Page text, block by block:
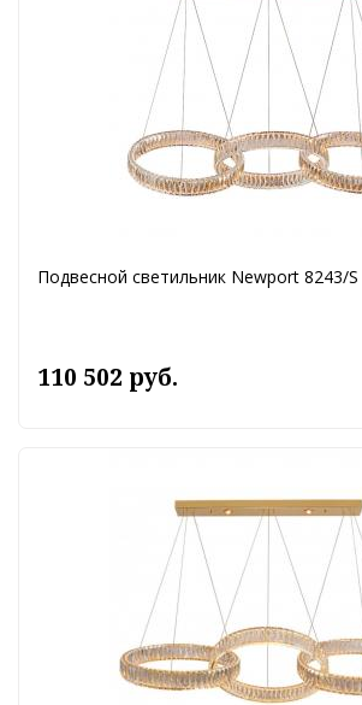
Подвесной светильник Newport 8243/
110 502 руб.